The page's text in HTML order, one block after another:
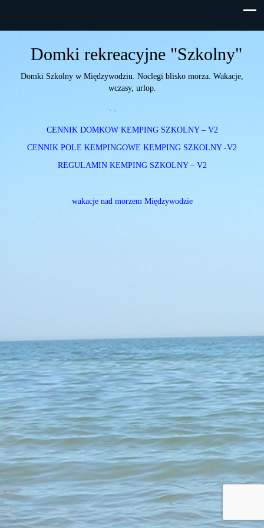
content
Domki rekreacyjne "Szkolny"
Domki Szkolny w Międzywodziu. Noclegi blisko morza. Wakacje,
wczasy, urlop.
CENNIK DOMKOW KEMPING SZKOLNY – V2
CENNIK POLE KEMPINGOWE KEMPING SZKOLNY -V2
REGULAMIN KEMPING SZKOLNY – V2
wakacje nad morzem Międzywodzie